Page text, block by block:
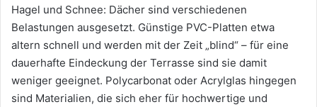
Hagel und Schnee: Dächer sind verschiedenen
Belastungen ausgesetzt. Günstige PVC-Platten etwa
altern schnell und werden mit der Zeit „blind“ – für eine
dauerhafte Eindeckung der Terrasse sind sie damit
weniger geeignet. Polycarbonat oder Acrylglas hingegen
sind Materialien, die sich eher für hochwertige und